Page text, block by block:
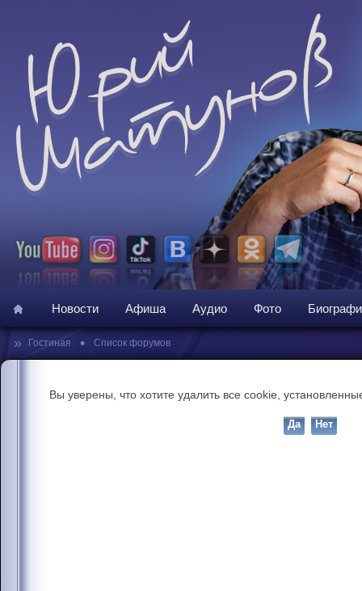
Новости Афиша Аудио Фото
» Гостиная • Список форумов
Вы уверены, что хотите удалить все cookie,